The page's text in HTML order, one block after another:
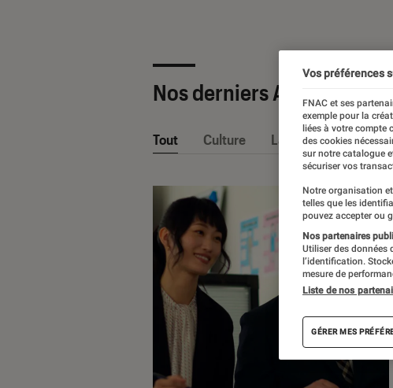
Nos derniers Articles
Tout Culture La Claque Fnac
Vos préférences
FNAC et ses
exemple pour la
liées à votre compte
des cookies
sur notre catalogue
sécuriser vos
Notre organisation
telles que les
pouvez accepter ou
Nos partenaires
Utiliser des données
l’identification.
mesure de
Liste de nos
GÉRER MES